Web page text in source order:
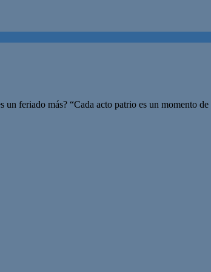
feriado más? “Cada acto patrio es un momento